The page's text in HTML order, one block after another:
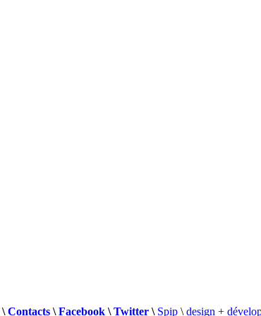
\Contacts \Facebook \Twitter \ Spip \ design +